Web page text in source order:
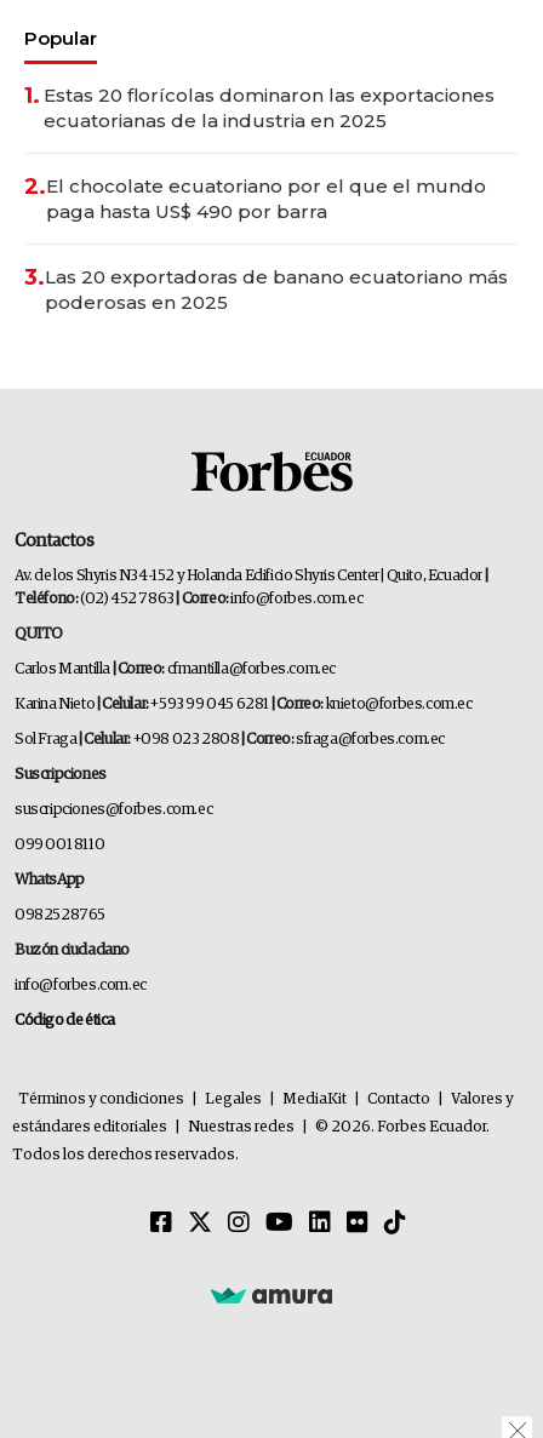
Popular
1. Estas 20 florícolas dominaron las exportaciones
ecuatorianas de la industria en 2025
2.El chocolate ecuatoriano por el que el mundo
paga hasta US$ 490 por barra
3.Las 20 exportadoras de banano ecuatoriano más
poderosas en 2025
Contactos
Av. de los Shyris N34-152 y Holanda Edificio Shyris Center | Quito, Ecuador
Teléfono:(02) 452 7863 | Correo:info@forbes.com.ec
QUITO
Carlos Mantilla | Correo:cfmantilla@forbes.com.ec
Karina Nieto | Celular:+593 99 045 6281 | Correo:knieto@forbes.com.ec
Sol Fraga| Celular:+098 023 2808 | Correo:sfraga@forbes.com.ec
Suscripciones
suscripciones@forbes.com.ec
099 001 8110
WhatsApp
0982528765
Buzón ciudadano
info@forbes.com.ec
Código de ética
Términos y condiciones Legales MediaKit Contacto
Valores y
estándares editoriales
Nuestras redes
© 2026. Forbes Ecuador.
Todos los derechos reservados.